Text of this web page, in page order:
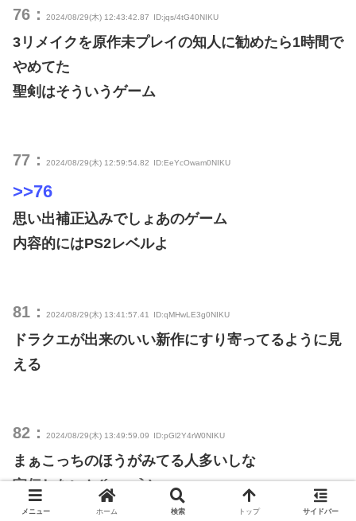
76： 2024/08/29(木) 12:43:42.87 ID:jqs/4tG40NIKU
3リメイクを原作未プレイの知人に勧めたら1時間で
やめてた
聖剣はそういうゲーム
77： 2024/08/29(木) 12:59:54.82 ID:EeYcOwam0NIKU
>>76
思い出補正込みでしょあのゲーム
内容的にはPS2レベルよ
81： 2024/08/29(木) 13:41:57.41 ID:qMHwLE3g0NIKU
ドラクエが出来のいい新作にすり寄ってるように見
える
82： 2024/08/29(木) 13:49:59.09 ID:pGl2Y4rW0NIKU
まぁこっちのほうがみてる人多いしな
宣伝しないと(´･ω･｀)
メニュー ホーム 検索 トップ サイドバー